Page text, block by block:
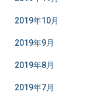
2019年10月
2019年9月
2019年8月
2019年7月